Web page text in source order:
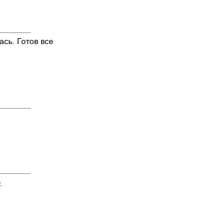
Готов все